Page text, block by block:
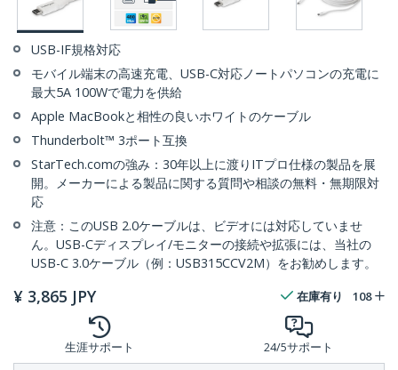
USB-IF規格対応
モバイル端末の高速充電、USB-C対応ノートパソコンの充電に
最大5A 100Wで電力を供給
Apple MacBookと相性の良いホワイトのケーブル
Thunderbolt™ 3ポート互換
StarTech.comの強み：30年以上に渡りITプロ仕様の製品を展
開。メーカーによる製品に関する質問や相談の無料・無期限対
応
注意：このUSB 2.0ケーブルは、ビデオには対応していませ
ん。USB-Cディスプレイ/モニターの接続や拡張には、当社の
USB-C 3.0ケーブル（例：USB315CCV2M）をお勧めします。
¥ 3,865 JPY 在庫有り 108
生涯サポート 24/5サポート